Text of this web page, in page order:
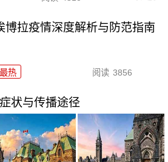
博拉疫情深度解析与防范指南
最热 阅读 3856
状与传播途径